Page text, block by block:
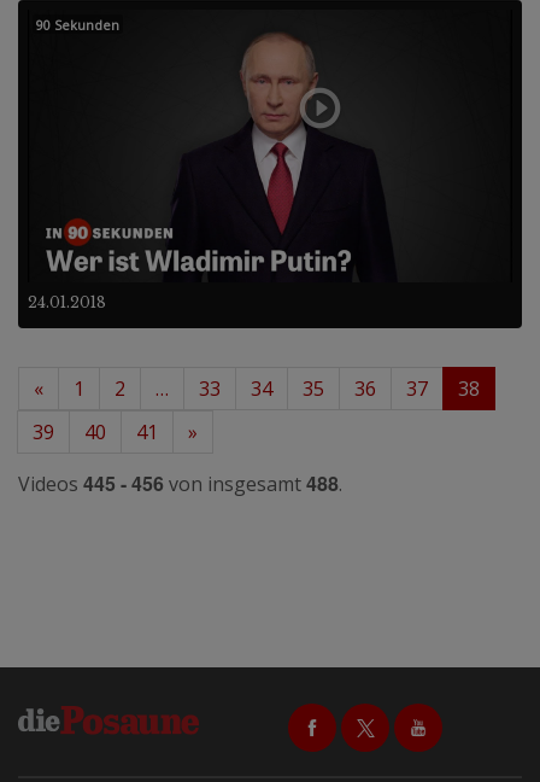
24.01.2018
90 Sekunden
« 1 2 … 33 34 35 36 37
38
39
40 41
»
Videos 445 - 456 von insgesamt488.